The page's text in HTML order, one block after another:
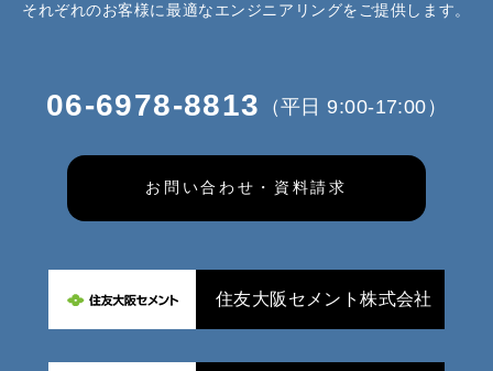
それぞれのお客様に最適なエンジニアリングをご提供します。
06-6978-8813 （平日 9:00-17:00）
お問い合わせ・資料請求
住友大阪セメント株式会社